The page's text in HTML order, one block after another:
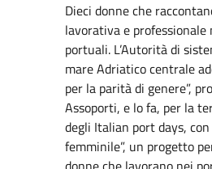
Dieci donne che
lavorativa e
portuali. L’Autorità di
mare Adriatico centrale
per la parità di genere”,
Assoporti, e lo fa, per la
degli Italian port days, con
femminile”, un progetto